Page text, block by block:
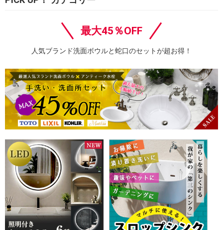
最大45％OFF
人気ブランド洗面ボウルと蛇口のセットが超お得！